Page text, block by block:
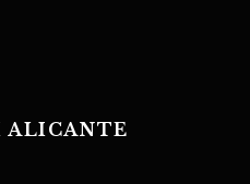
ALICANTE